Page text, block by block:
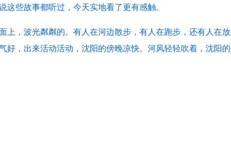
这些故事都听过，今天实地看了更有感触。
上，波光粼粼的。有人在河边散步，有人在跑步，还有人在
好，出来活动活动，沈阳的傍晚凉快。河风轻轻吹着，沈阳